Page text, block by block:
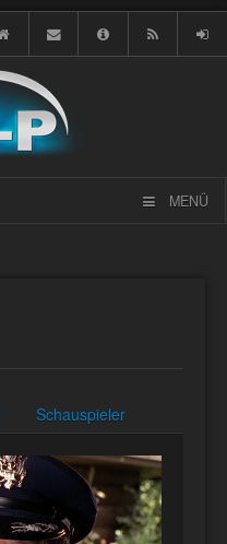
MENÜ
Schauspieler